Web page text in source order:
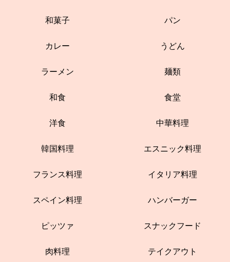
和菓子 パン
カレー うどん
ラーメン 麺類
和食 食堂
洋食 中華料理
韓国料理 エスニック料理
フランス料理 イタリア料理
スペイン料理 ハンバーガー
ピッツァ スナックフード
肉料理 テイクアウト